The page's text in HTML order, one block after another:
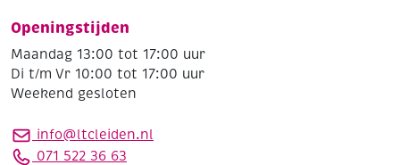
Openingstijden
Maandag 13:00 tot 17:00 uur
Di t/m Vr 10:00 tot 17:00 uur
Weekend gesloten
info@ltcleiden.nl
071 522 36 63